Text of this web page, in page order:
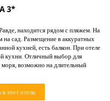
3*
находится рядом с пляжем. На
на сад. Размещение в аккуратных
кухней, есть балкон. При отеле
кухни. Отличный выбор для
моря, возможно на длительный
этот отель